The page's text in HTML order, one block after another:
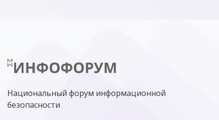
Национальный форум информационной
безопасности